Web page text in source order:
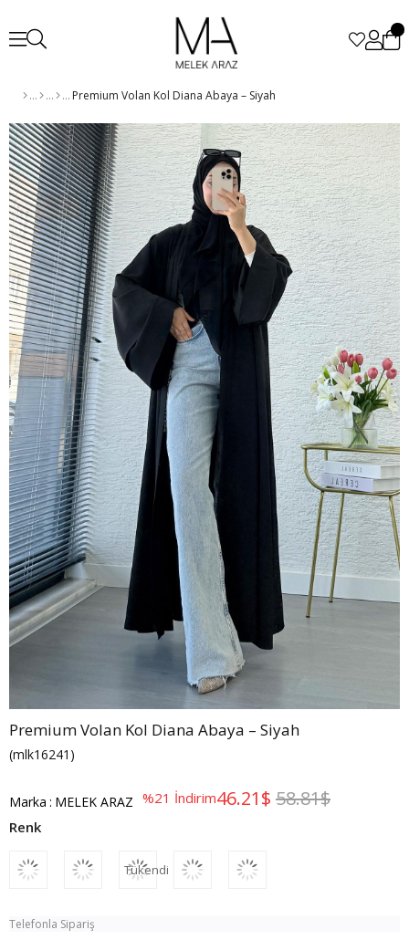
Premium Volan Kol Diana Abaya – Siyah
Premium Volan Kol Diana Abaya – Siyah
(mlk16241)
Marka : MELEK ARAZ %21 İndirim 58.81$
46.21$
Tükendi
Telefonla Sipariş